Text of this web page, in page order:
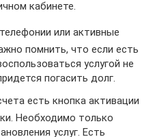
кабинете.
или активные
помнить, что если есть
услугой не
погасить долг.
есть кнопка активации
Необходимо только
услуг. Есть